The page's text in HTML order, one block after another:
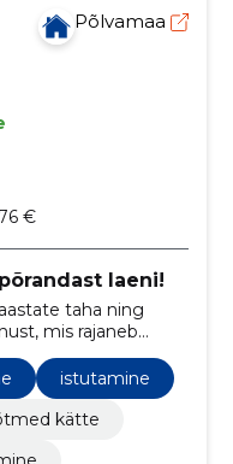
Põlvamaa
€
laeni!
taha ning
mis rajaneb
ja klientide
istutamine
kätte